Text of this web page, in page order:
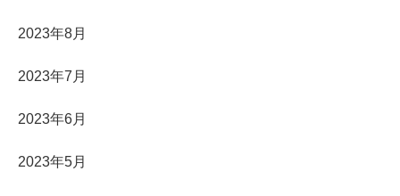
2023年8月
2023年7月
2023年6月
2023年5月